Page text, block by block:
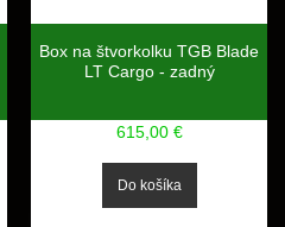
Box na štvorkolku TGB Blade
LT Cargo - zadný
615,00 €